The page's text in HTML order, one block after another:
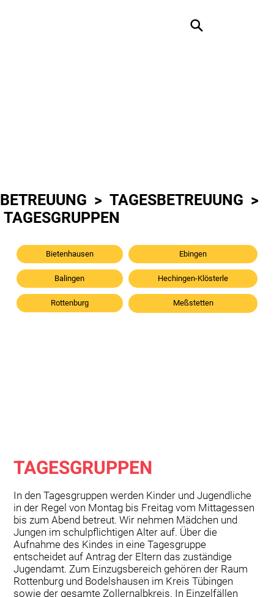
BETREUUNG > TAGESBETREUUNG >
TAGESGRUPPEN
Bietenhausen
Rottenburg
Ebingen
Meßstetten
Balingen Hechingen-Klösterle
TAGESGRUPPEN
In den Tagesgruppen werden Kinder und Jugendliche
in der Regel von Montag bis Freitag vom Mittagessen
bis zum Abend betreut. Wir nehmen Mädchen und
Jungen im schulpflichtigen Alter auf. Über die
Aufnahme des Kindes in eine Tagesgruppe
entscheidet auf Antrag der Eltern das zuständige
Jugendamt. Zum Einzugsbereich gehören der Raum
Rottenburg und Bodelshausen im Kreis Tübingen
sowie der gesamte Zollernalbkreis. In Einzelfällen